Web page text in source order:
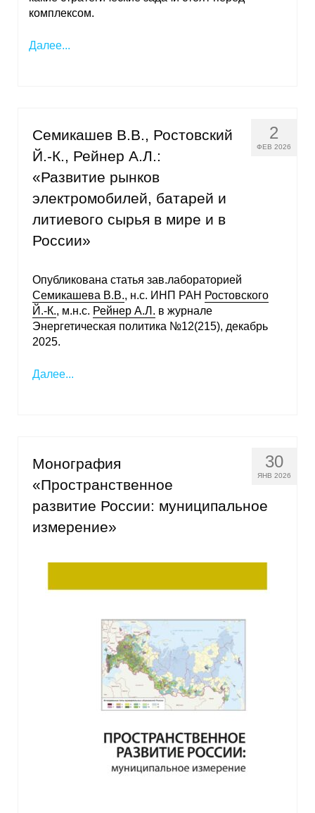
комплексом.
Далее...
2
ФЕВ 2026
Семикашев В.В., Ростовский
Й.-К., Рейнер А.Л.:
«Развитие рынков
электромобилей, батарей и
литиевого сырья в мире и в
России»
Опубликована статья зав.лабораторией
Семикашева В.В., н.с. ИНП РАН Ростовского
Й.-К., м.н.с. Рейнер А.Л. в журнале
Энергетическая политика №12(215), декабрь
2025.
Далее...
30
ЯНВ 2026
Монография
«Пространственное
развитие России: муниципальное
измерение»